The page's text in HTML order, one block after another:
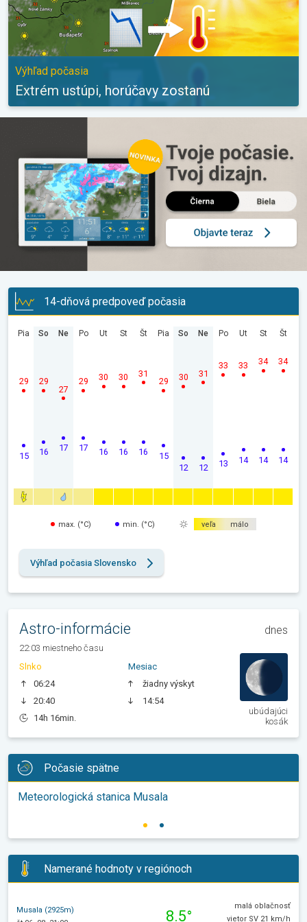
Výhľad počasia
Extrém ustúpi, horúčavy zostanú
14-dňová predpoveď počasia
Pia
15
29
So
16
29
Ne
17
27
Po
17
29
Ut
16
30
St
16
30
Št
16
31
Pia
15
29
So
12
30
Ne
12
31
Po
13
33
Ut
14
33
St
14
34
Št
14
34
max. (°C) min. (°C) veľa málo
Výhľad počasia Slovensko
Astro-informácie dnes
22:03 miestneho času
Slnko
06:24
20:40
14h 16min.
Mesiac
žiadny výskyt
14:54
ubúdajúci
kosák
Počasie spätne
Meteorologická stanica Musala
Namerané hodnoty v regiónoch
Musala (2925m)
8.5°
malá oblačnosť
vietor SV 21 km/h